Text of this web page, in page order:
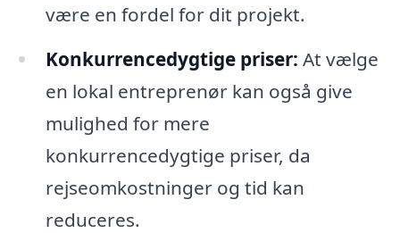
være en fordel for dit projekt.
Konkurrencedygtige priser: At vælge
en lokal entreprenør kan også give
mulighed for mere
konkurrencedygtige priser, da
rejseomkostninger og tid kan
reduceres.